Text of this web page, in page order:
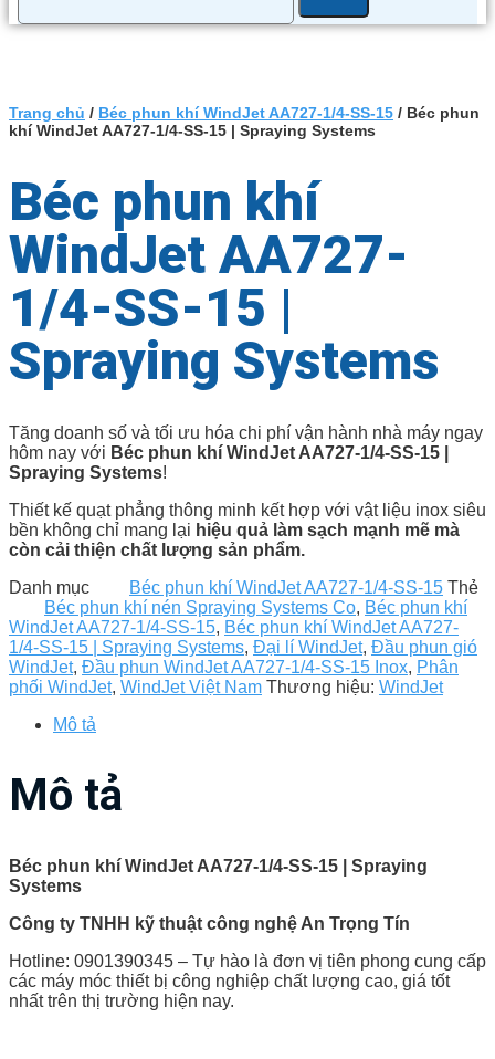
Trang chủ / Béc phun khí WindJet AA727-1/4-SS-15 / Béc phun
khí WindJet AA727-1/4-SS-15 | Spraying Systems
Béc phun khí
WindJet AA727-
1/4-SS-15 |
Spraying Systems
Tăng doanh số và tối ưu hóa chi phí vận hành nhà máy ngay
hôm nay với Béc phun khí WindJet AA727-1/4-SS-15 |
Spraying Systems!
Thiết kế quạt phẳng thông minh kết hợp với vật liệu inox siêu
bền không chỉ mang lại hiệu quả làm sạch mạnh mẽ mà
còn cải thiện chất lượng sản phẩm.
Danh mục
Béc phun khí WindJet AA727-1/4-SS-15 Thẻ
Béc phun khí nén Spraying Systems Co, Béc phun khí
WindJet AA727-1/4-SS-15, Béc phun khí WindJet AA727-
1/4-SS-15 | Spraying Systems, Đại lí WindJet, Đầu phun gió
WindJet, Đầu phun WindJet AA727-1/4-SS-15 Inox, Phân
phối WindJet, WindJet Việt Nam Thương hiệu: WindJet
Mô tả
Mô tả
Béc phun khí WindJet AA727-1/4-SS-15 | Spraying
Systems
Công ty TNHH kỹ thuật công nghệ An Trọng Tín
Hotline: 0901390345 – Tự hào là đơn vị tiên phong cung cấp
các máy móc thiết bị công nghiệp chất lượng cao, giá tốt
nhất trên thị trường hiện nay.